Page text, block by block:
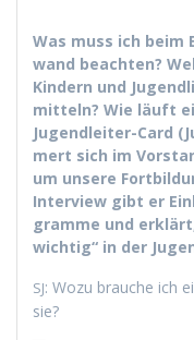
Was muss ich
wand beacht­en?
Kindern und
mit­teln? Wie läuft
Jugendleit­er-Card
mert sich im
um unsere
Inter­view gibt er
gramme und
wichtig“ in der
SJ: Wozu brauche ich
sie?